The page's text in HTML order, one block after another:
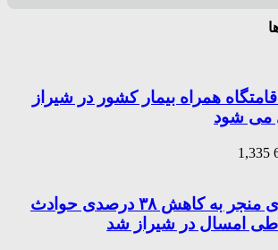
همراه بیمار کشور در شیراز
می شود
1,335
فرهنگ سازی منجر به کاهش ۳۸ درصدی حوادث
امسال در شیراز شد